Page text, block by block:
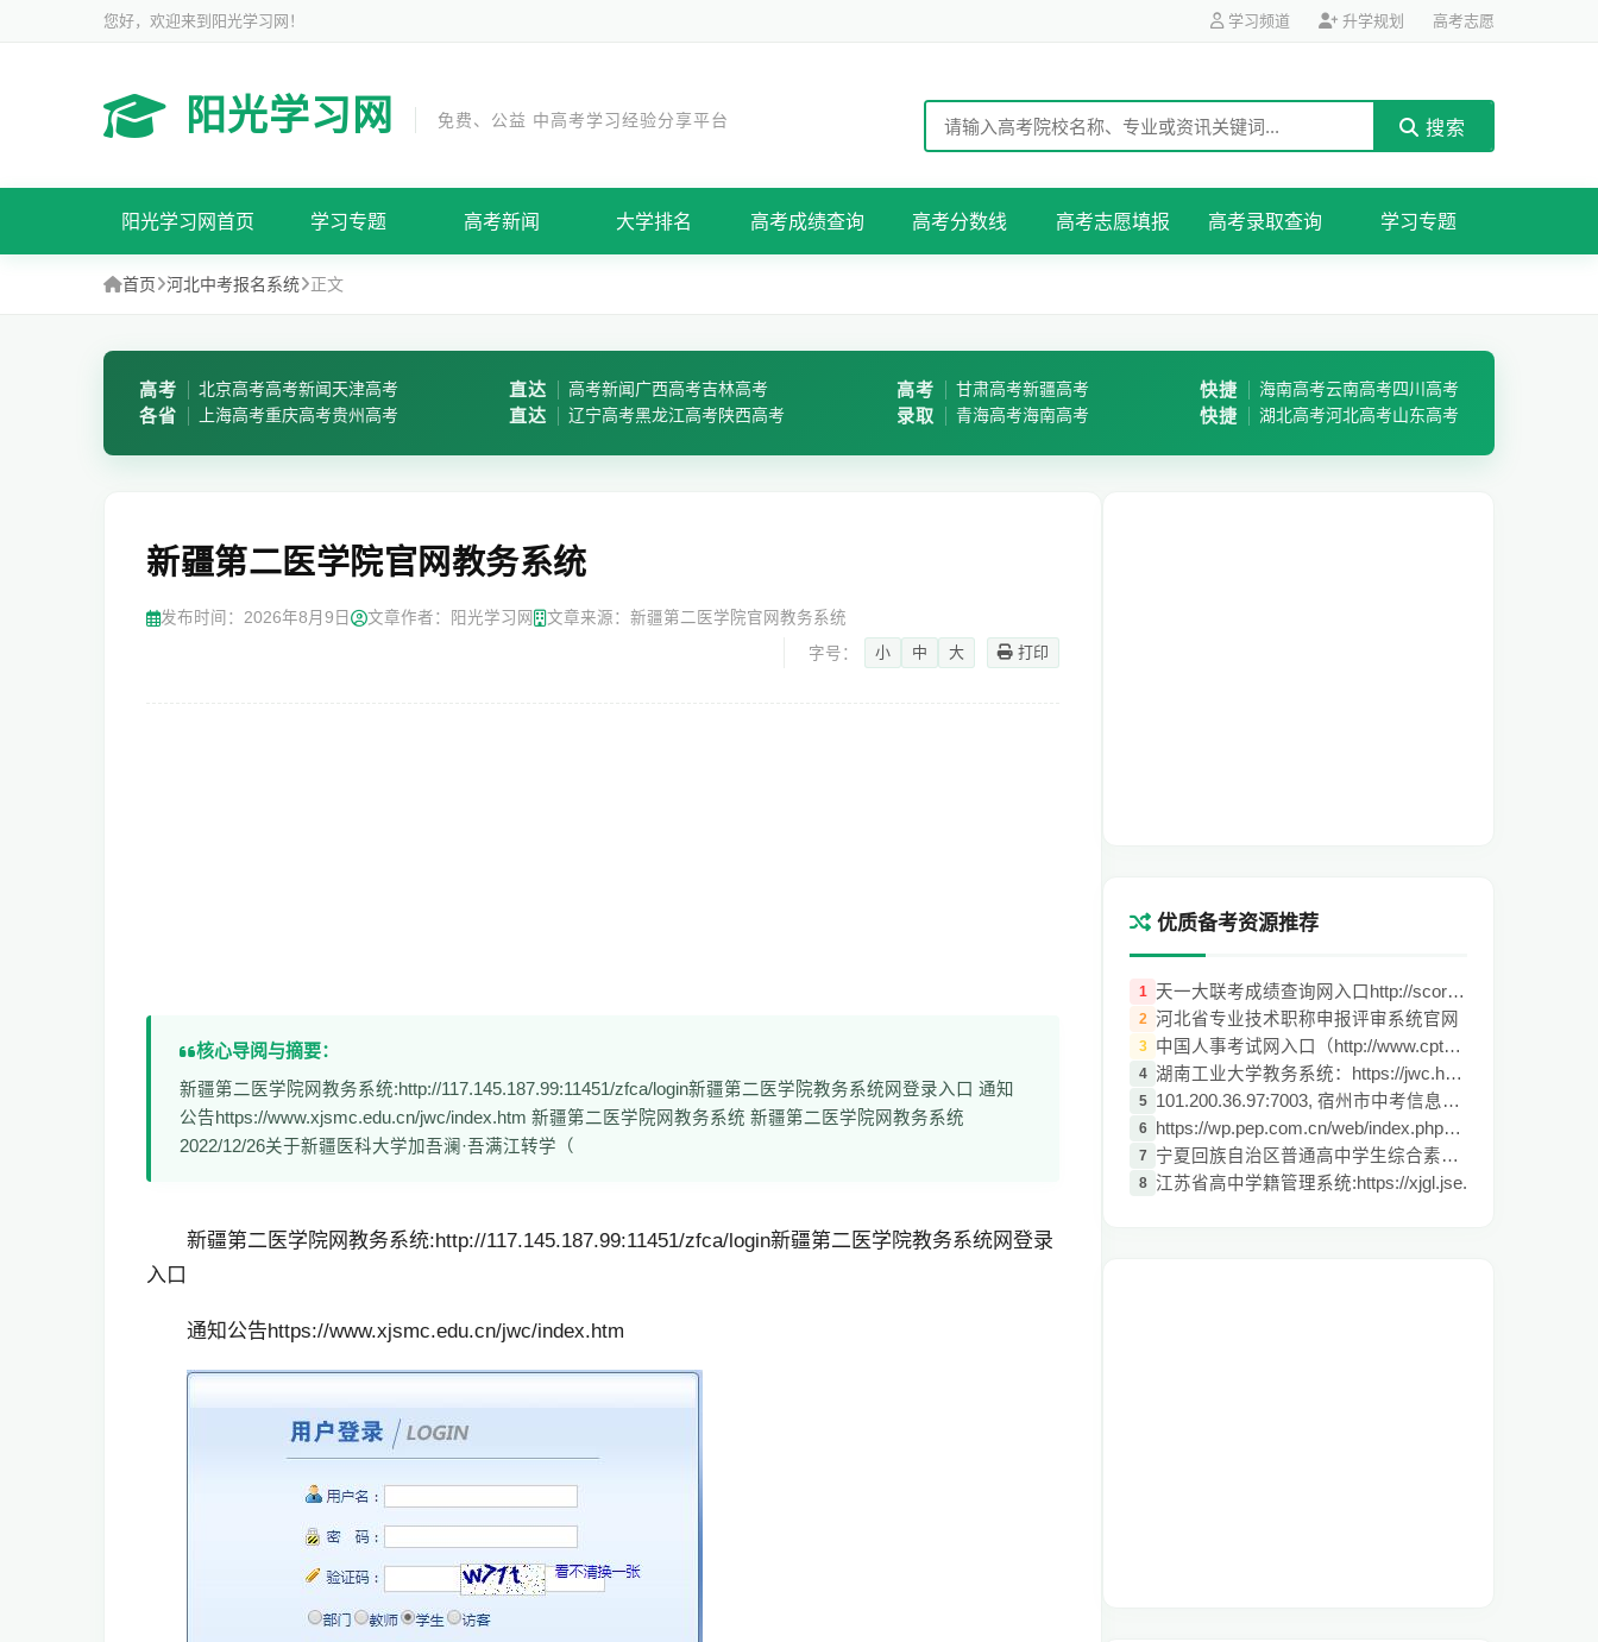
您好，欢迎来到阳光学习网！ 学习频道 升学规划 高考志愿
阳光学习网 免费、公益 中高考学习经验分享平台 搜索
阳光学习网首页 学习专题 高考新闻 大学排名 高考成绩查询 高考分数线 高考志愿填报 高考录取查询 学习专题
首页 河北中考报名系统 正文
高考 北京高考高考新闻天津高考
各省 上海高考重庆高考贵州高考
直达 高考新闻广西高考吉林高考
直达 辽宁高考黑龙江高考陕西高考
高考 甘肃高考新疆高考
录取 青海高考海南高考
快捷 海南高考云南高考四川高考
快捷 湖北高考河北高考山东高考
新疆第二医学院官网教务系统
发布时间： 2026年8月9日 文章作者：阳光学习网
文章来源：新疆第二医学院官网教务系统
字号：
小 中 大 打印
核心导阅与摘要：
新疆第二医学院网教务系统:http://117.145.187.99:11451/zfca/login新疆第二医学院教务系统网登录入口 通知
公告https://www.xjsmc.edu.cn/jwc/index.htm 新疆第二医学院网教务系统 新疆第二医学院网教务系统
2022/12/26关于新疆医科大学加吾澜·吾满江转学（
新疆第二医学院网教务系统:http://117.145.187.99:11451/zfca/login新疆第二医学院教务系统网登录
入口
通知公告https://www.xjsmc.edu.cn/jwc/index.htm
优质备考资源推荐
1 天一大联考成绩查询网入口http://score.tyd
2 河北省专业技术职称申报评审系统官网
3 中国人事考试网入口（http://www.cpta.com.
4 湖南工业大学教务系统：https://jwc.hut.ed
5 101.200.36.97:7003, 宿州市中考信息管理系
6 https://wp.pep.com.cn/web/index.php?/log
7 宁夏回族自治区普通高中学生综合素质评价管
8 江苏省高中学籍管理系统:https://xjgl.jse.